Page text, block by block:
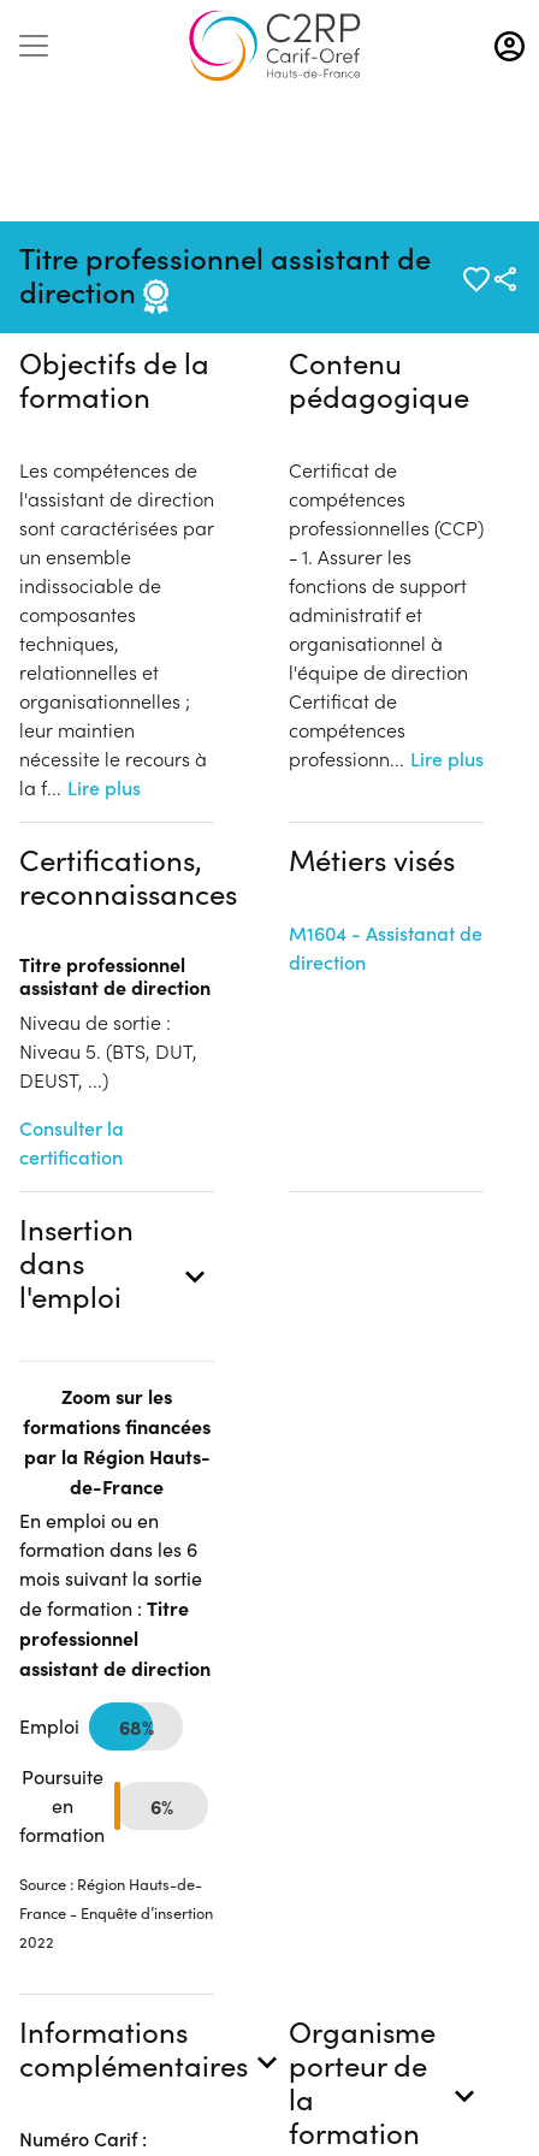
Aller
au
contenu
Titre professionnel assistant de
direction
Pas de session programmée en
ce moment
Objectifs de la
formation
Les compétences de
l'assistant de direction
sont caractérisées par
un ensemble
indissociable de
composantes
techniques,
relationnelles et
organisationnelles ;
leur maintien
nécessite le recours à
la f... Lire plus
Contenu
pédagogique
Certificat de
compétences
professionnelles (CCP)
- 1. Assurer les
fonctions de support
administratif et
organisationnel à
l'équipe de direction
Certificat de
compétences
professionn... Lire plus
Certifications,
reconnaissances
Titre professionnel
assistant de direction
Niveau de sortie :
Niveau 5. (BTS, DUT,
DEUST, ...)
Consulter la
certification
Métiers visés
M1604 - Assistanat de
direction
Insertion
dans
l'emploi
Zoom sur les
formations financées
par la Région Hauts-
de-France
En emploi ou en
formation dans les 6
mois suivant la sortie
de formation : Titre
professionnel
assistant de direction
Emploi 68%
Poursuite
en
formation
6%
Source : Région Hauts-de-
France - Enquête d’insertion
2022
Informations
complémentaires
Numéro Carif :
Organisme
porteur de
la
formation